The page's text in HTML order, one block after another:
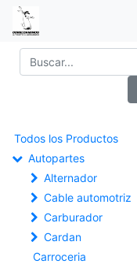
Todos los Productos
Autopartes
Alternador
Cable automotriz
Carburador
Cardan
Carroceria